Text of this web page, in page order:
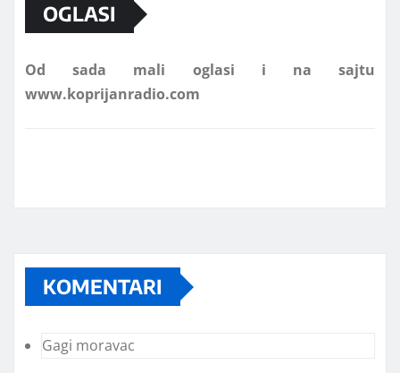
OGLASI
Od sada mali oglasi i na sajtu
KOMENTARI
Gagi moravac